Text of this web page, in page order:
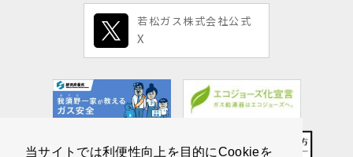
当サイトでは利便性向上を目的にCookieを
若松ガス株式会社公式
X